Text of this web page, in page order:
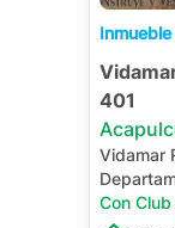
401
Vidamar
Con